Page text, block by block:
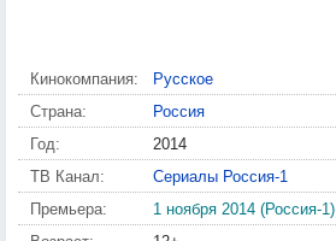
Кинокомпания:
Русское
Страна:
Россия
Год:
2014
ТВ Канал:
Сериалы Россия-1
Премьера:
1 ноября 2014 (Россия-1)